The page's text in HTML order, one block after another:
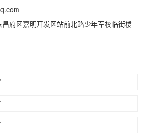
府区嘉明开发区站前北路少年军校临街楼